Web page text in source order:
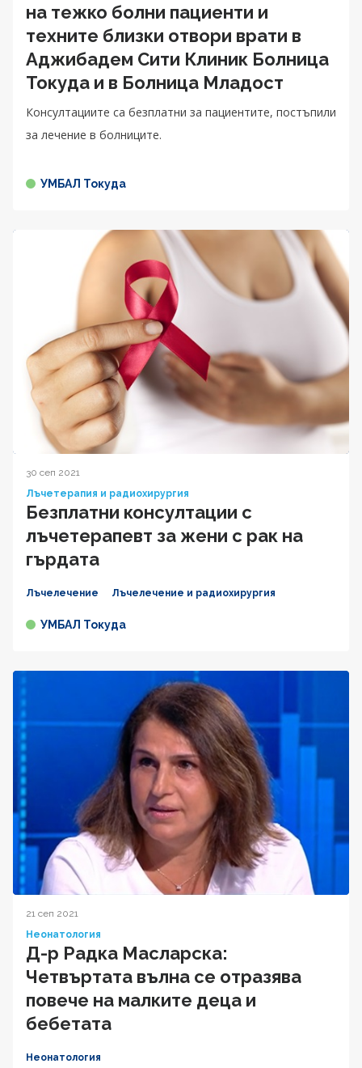
на тежко болни пациенти и
техните близки отвори врати в
Аджибадем Сити Клиник Болница
Токуда и в Болница Младост
Консултациите са безплатни за пациентите, постъпили
за лечение в болниците.
УМБАЛ Токуда
30 сеп 2021
Лъчетерапия и радиохирургия
Безплатни консултации с
лъчетерапевт за жени с рак на
гърдата
Лъчелечение Лъчелечение и радиохирургия
УМБАЛ Токуда
21 сеп 2021
Неонатология
Д-р Радка Масларска:
Четвъртата вълна се отразява
повече на малките деца и
бебетата
Неонатология